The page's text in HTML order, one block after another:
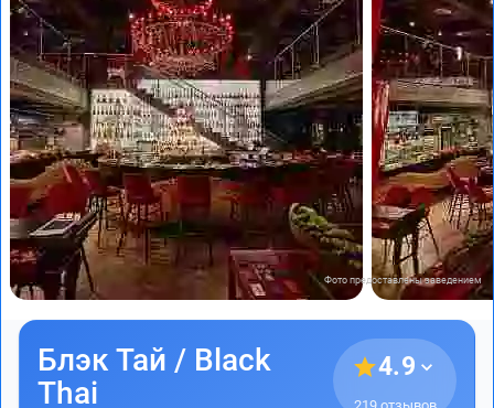
Фото предоставлены заведением
Блэк Тай / Black
Thai
4.9